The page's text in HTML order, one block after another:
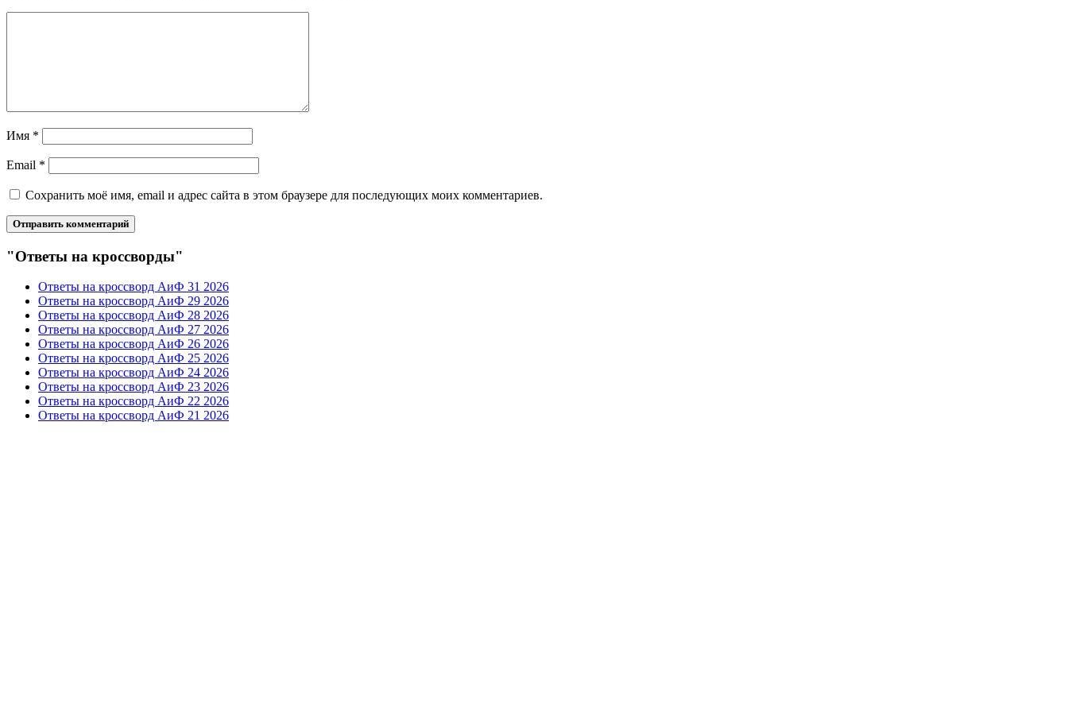
Имя *
Email *
Сохранить моё имя, email и адрес сайта в этом браузере для последующих моих комментариев.
"Ответы на кроссворды"
Ответы на кроссворд АиФ 31 2026
Ответы на кроссворд АиФ 29 2026
Ответы на кроссворд АиФ 28 2026
Ответы на кроссворд АиФ 27 2026
Ответы на кроссворд АиФ 26 2026
Ответы на кроссворд АиФ 25 2026
Ответы на кроссворд АиФ 24 2026
Ответы на кроссворд АиФ 23 2026
Ответы на кроссворд АиФ 22 2026
Ответы на кроссворд АиФ 21 2026